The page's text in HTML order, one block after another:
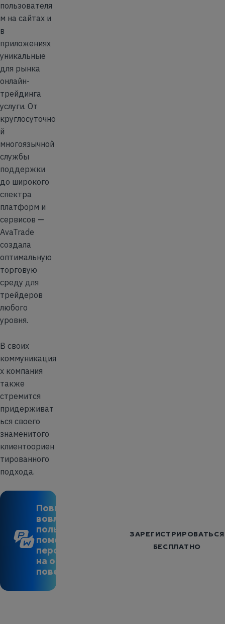
пользователя
м на сайтах и
в
приложениях
уникальные
для рынка
онлайн-
трейдинга
услуги. От
круглосуточно
й
многоязычной
службы
поддержки
до широкого
спектра
платформ и
сервисов —
AvaTrade
создала
оптимальную
торговую
среду для
трейдеров
любого
уровня.
В своих
коммуникация
х компания
также
стремится
придерживат
ься своего
знаменитого
клиентоориен
тированного
подхода.
Повысьте
вовлечённость
пользователей с
помощью
персонализации
на основе
поведения
ЗАРЕГИСТРИРОВАТЬСЯ
БЕСПЛАТНО